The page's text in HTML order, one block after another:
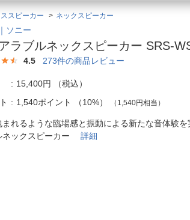
ランキングからさがす
お客様サポート
ご利用ガイド
スピーカー ネックスピーカー
ソニー
ラブルネックスピーカー SRS-
4.5 273件の商品レビュー
15,400円
（税込）
1,540ポイント （10%） （1,540円相当）
まれるような臨場感と振動による新たな音体験
ネックスピーカー詳細